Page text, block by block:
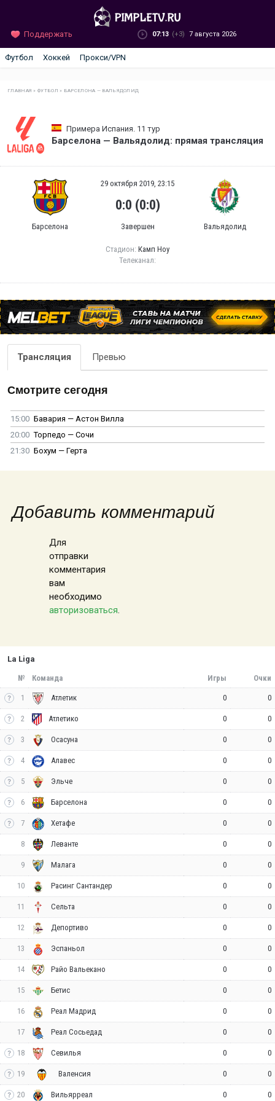
Поддержать 07:13 (+3) 7 августа 2026
Футбол Хоккей Прокси/VPN
ГЛАВНАЯ »ФУТБОЛ » БАРСЕЛОНА — ВАЛЬЯДОЛИД
Примера Испания. 11 тур
Барселона — Вальядолид: прямая трансляция
Барселона
29 октября 2019, 23:15
0:0 (0:0)
Завершен Вальядолид
Стадион: Камп Ноу
Телеканал:
Трансляция Превью
Смотрите сегодня
15:00 Бавария — Астон Вилла
20:00 Торпедо — Сочи
21:30 Бохум — Герта
Добавить комментарий
Для
отправки
комментария
вам
необходимо
авторизоваться.
La Liga
№ Команда Игры Очки
1 Атлетик 0 0
2 Атлетико 0 0
3 Осасуна 0 0
4 Алавес 0 0
5 Эльче 0 0
6 Барселона 0 0
7 Хетафе 0 0
8 Леванте 0 0
9 Малага 0 0
10 Расинг Сантандер 0 0
11 Сельта 0 0
12 Депортиво 0 0
13 Эспаньол 0 0
14 Райо Вальекано 0 0
15 Бетис 0 0
16 Реал Мадрид 0 0
17 Реал Сосьедад 0 0
18 Севилья 0 0
19 Валенсия 0 0
20 Вильярреал 0 0